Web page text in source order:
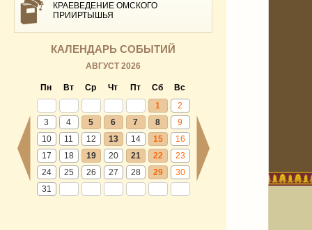
КРАЕВЕДЕНИЕ ОМСКОГО
ПРИИРТЫШЬЯ
КАЛЕНДАРЬ СОБЫТИЙ
АВГУСТ 2026
Пн Вт Ср Чт Пт Сб
Вс
1
2
3
4 5 6 7 8
9
10
11 12 13 14 15
16
17
18 19 20 21 22
23
24
25 26 27 28 29
30
31